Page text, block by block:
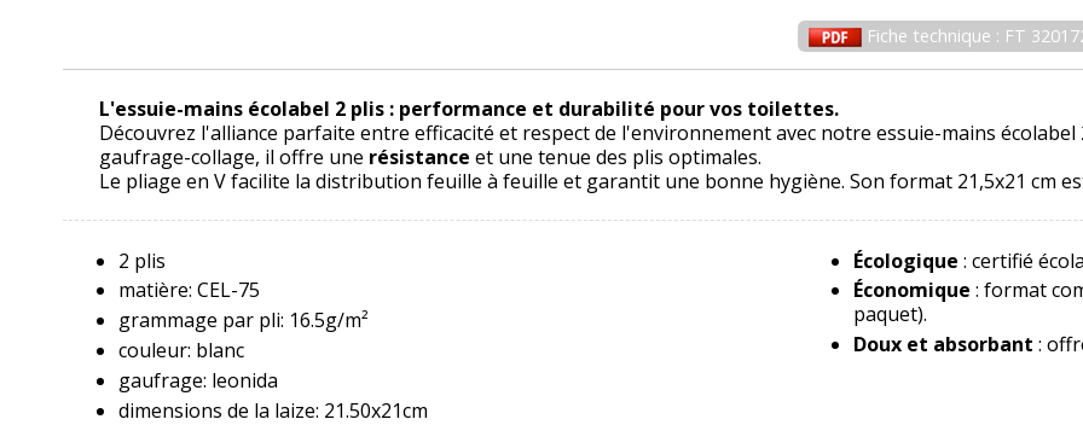
Fiche technique : FT
L'essuie-mains écolabel 2 plis : performance et durabilité pour vos toilettes.
Découvrez l'alliance parfaite entre efficacité et respect de l'environnement avec notre essuie-mains
gaufrage-collage, il offre une résistance et une tenue des plis optimales.
Le pliage en V facilite la distribution feuille à feuille et garantit une bonne hygiène. Son format 21,5x21 cm
2 plis
matière: CEL-75
grammage par pli: 16.5g/m²
couleur: blanc
gaufrage: leonida
dimensions de la laize: 21.50x21cm
Écologique : certifié
Économique : format
paquet).
Doux et absorbant :